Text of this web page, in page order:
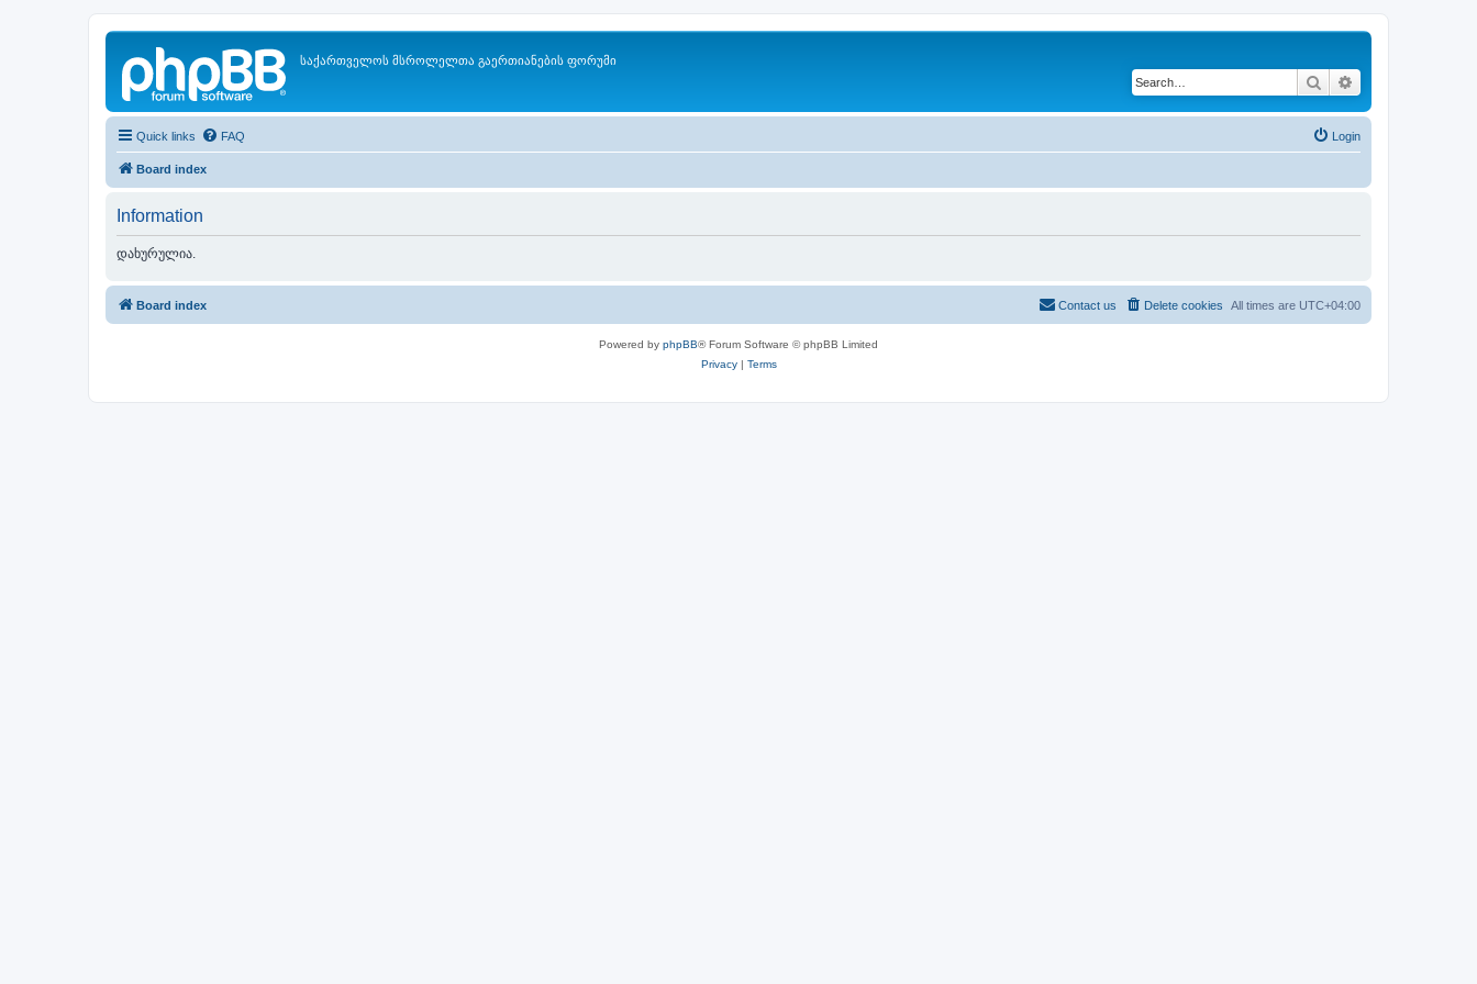
საქართველოს მსროლელთა გაერთიანების ფორუმი
Search
Quick links FAQ Login
Board index
Information
დახურულია.
Board index All times are UTC+04:00
Delete cookies
Contact us
Powered by phpBB® Forum Software © phpBB Limited
Privacy| Terms